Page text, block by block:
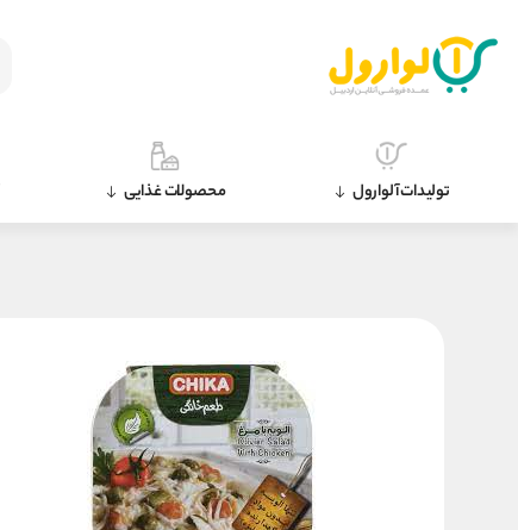
تولیدات آلوارول محصولات غذایی